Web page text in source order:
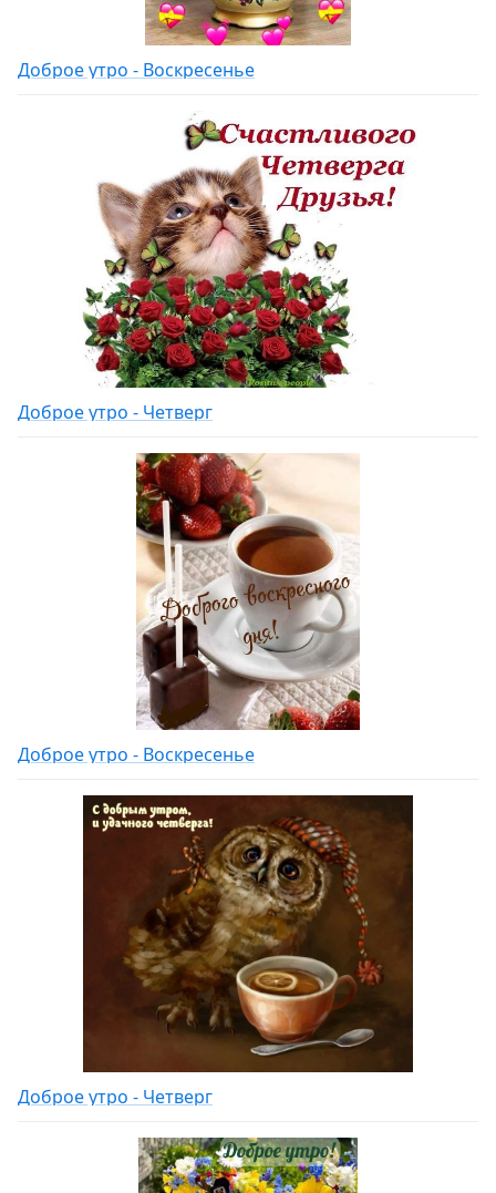
Доброе утро - Воскресенье
Доброе утро - Четверг
Доброе утро - Воскресенье
Доброе утро - Четверг